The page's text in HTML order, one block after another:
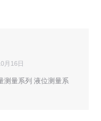
月16日
测量系列 液位测量系